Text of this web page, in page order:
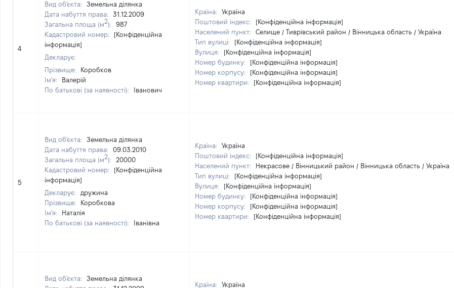
4
Вид об'єкта:
Земельна ділянка
Дата набуття права:
31.12.2009
Загальна площа (м2):
987
Кадастровий номер:
[Конфіденційна
інформація]
Декларує:
Прізвище:
Коробков
Ім'я:
Валерій
По батькові (за наявності):
Іванович
Країна:
Україна
Поштовий індекс:
[Конфіденційна інформація]
Населений пункт:
Селище / Тиврівський район / Вінницька область / Україна
Тип вулиці:
[Конфіденційна інформація]
Вулиця:
[Конфіденційна інформація]
Номер будинку:
[Конфіденційна інформація]
Номер корпусу:
[Конфіденційна інформація]
Номер квартири:
[Конфіденційна інформація]
5
Вид об'єкта:
Земельна ділянка
Дата набуття права:
09.03.2010
Загальна площа (м2):
20000
Кадастровий номер:
[Конфіденційна
інформація]
Декларує:
дружина
Прізвище:
Коробкова
Ім'я:
Наталія
По батькові (за наявності):
Іванівна
Країна:
Україна
Поштовий індекс:
[Конфіденційна інформація]
Населений пункт:
Некрасове / Вінницький район / Вінницька область / Україна
Тип вулиці:
[Конфіденційна інформація]
Вулиця:
[Конфіденційна інформація]
Номер будинку:
[Конфіденційна інформація]
Номер корпусу:
[Конфіденційна інформація]
Номер квартири:
[Конфіденційна інформація]
Вид об'єкта:
Земельна ділянка
Країна: Україна